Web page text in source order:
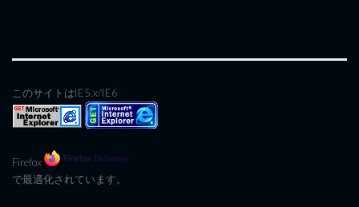
このサイトはIE5.x/IE6
Firefox
で最適化されています。